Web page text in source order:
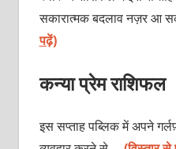
सकारात्मक बदलाव नज़र आ
पढ़ें)
कन्या प्रेम राशिफल
इस सप्ताह पब्लिक में अपने